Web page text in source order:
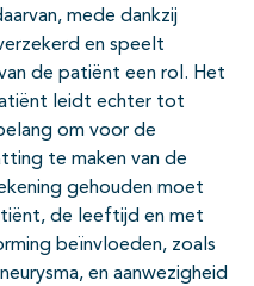
mede dankzij
en speelt
de patiënt een rol. Het
leidt echter tot
om voor de
te maken van de
gehouden moet
de leeftijd en met
beïnvloeden, zoals
en aanwezigheid